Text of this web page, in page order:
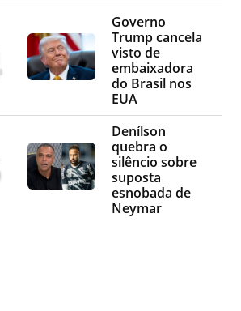
Governo
Trump cancela
visto de
embaixadora
do Brasil nos
EUA
Denílson
quebra o
silêncio sobre
suposta
esnobada de
Neymar